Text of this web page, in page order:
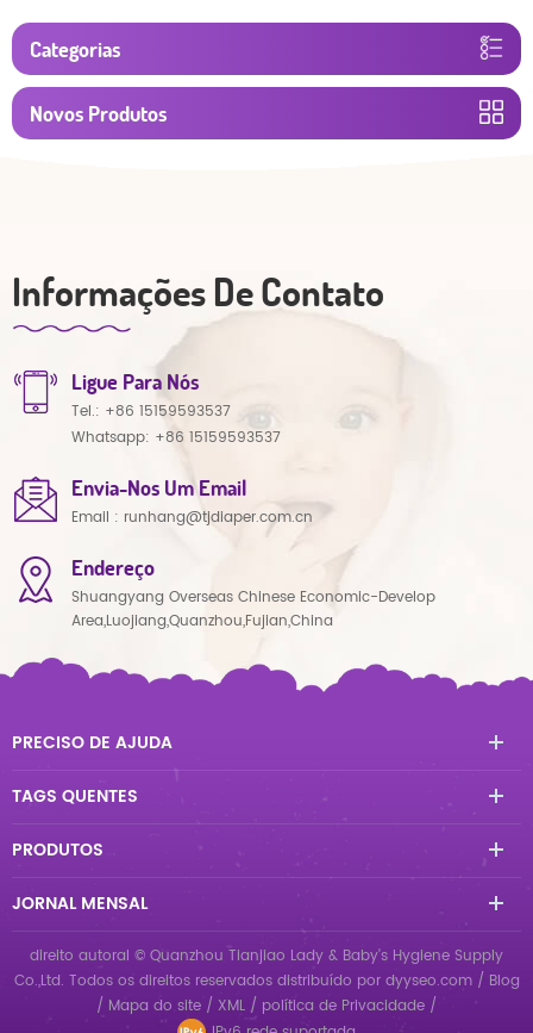
Categorias
Novos Produtos
Informações De Contato
Ligue Para Nós
Tel.: +86 15159593537
Whatsapp: +86 15159593537
Envia-Nos Um Email
Email : runhang@tjdiaper.com.cn
Endereço
Shuangyang Overseas Chinese Economic-Develop
Area,Luojiang,Quanzhou,Fujian,China
PRECISO DE AJUDA
TAGS QUENTES
PRODUTOS
JORNAL MENSAL
direito autoral © Quanzhou Tianjiao Lady & Baby's Hygiene Supply
Co.,Ltd. Todos os direitos reservados distribuído por dyyseo.com / Blog
/ Mapa do site / XML / política de Privacidade /